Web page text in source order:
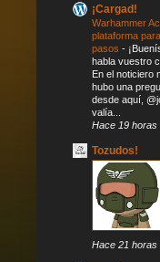
¡Cargad!
Warhammer
plataforma
pasos -
habla vuestro
En el noticiero
hubo una
desde aquí,
valía...
Hace 19 horas
Tozudos!
Hace 21 horas